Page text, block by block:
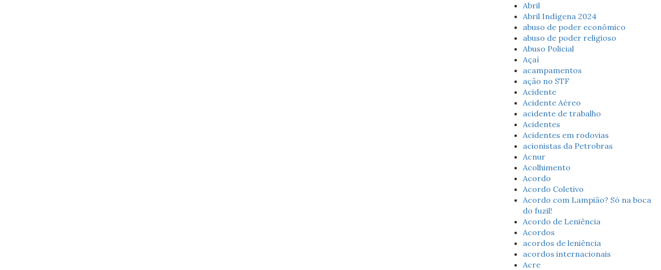
Abril
Abril Indígena 2024
abuso de poder econômico
abuso de poder religioso
Abuso Policial
Açaí
acampamentos
ação no STF
Acidente
Acidente Aéreo
acidente de trabalho
Acidentes
Acidentes em rodovias
acionistas da Petrobras
Acnur
Acolhimento
Acordo
Acordo Coletivo
Acordo com Lampião? Só na boca
do fuzil!
Acordo de Leniência
Acordos
acordos de leniência
acordos internacionais
Acre